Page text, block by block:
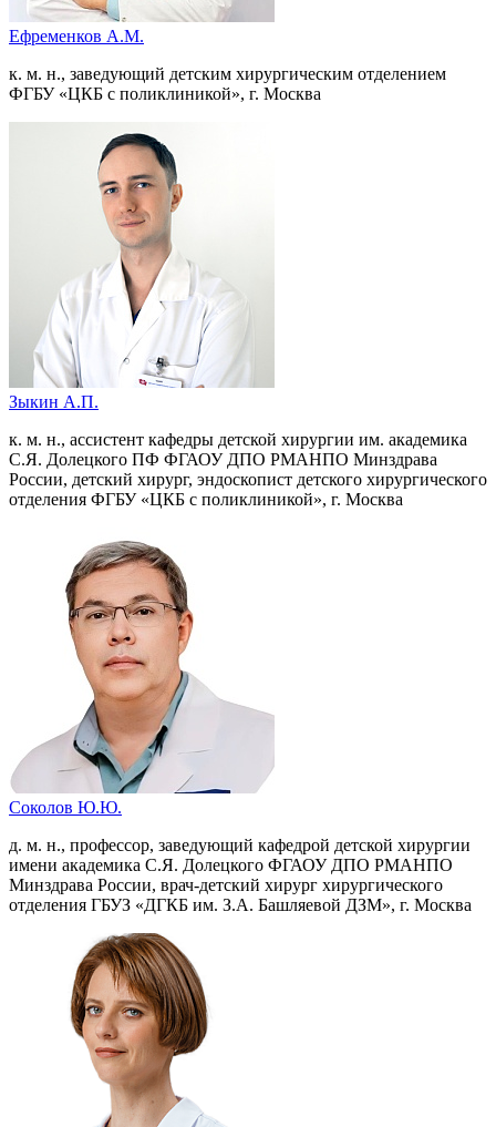
Ефременков А.М.
к. м. н., заведующий детским хирургическим отделением
ФГБУ «ЦКБ с поликлиникой», г. Москва
Зыкин А.П.
к. м. н., ассистент кафедры детской хирургии им. академика
С.Я. Долецкого ПФ ФГАОУ ДПО РМАНПО Минздрава
России, детский хирург, эндоскопист детского хирургического
отделения ФГБУ «ЦКБ с поликлиникой», г. Москва
Соколов Ю.Ю.
д. м. н., профессор, заведующий кафедрой детской хирургии
имени академика С.Я. Долецкого ФГАОУ ДПО РМАНПО
Минздрава России, врач-детский хирург хирургического
отделения ГБУЗ «ДГКБ им. З.А. Башляевой ДЗМ», г. Москва